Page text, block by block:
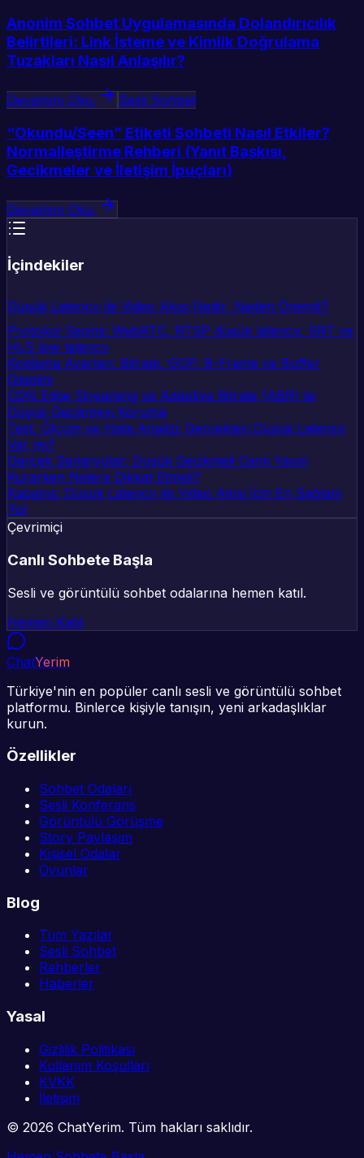
Anonim Sohbet Uygulamasında Dolandırıcılık
Belirtileri: Link İsteme ve Kimlik Doğrulama
Tuzakları Nasıl Anlaşılır?
Devamını Oku Sesli Sohbet
“Okundu/Seen” Etiketi Sohbeti Nasıl Etkiler?
Normalleştirme Rehberi (Yanıt Baskısı,
Gecikmeler ve İletişim İpuçları)
Devamını Oku
İçindekiler
Düşük Latency ile Video Akışı Nedir, Neden Önemli?
Protokol Seçimi: WebRTC, RTSP düşük latency, SRT ve
HLS low latency
Kodlama Ayarları: Bitrate, GOP, B-Frame ve Buffer
Disiplini
CDN Edge Streaming ve Adaptive Bitrate (ABR) ile
Düşük Gecikmeyi Koruma
Test, Ölçüm ve Hata Analizi: Gerçekten Düşük Latency
Var mı?
Gerçek Senaryolar: Düşük Gecikmeli Canlı Yayın
Kurarken Nelere Dikkat Etmeli?
Kapanış: Düşük Latency ile Video Akışı İçin En Sağlam
Yol
Çevrimiçi
Canlı Sohbete Başla
Sesli ve görüntülü sohbet odalarına hemen katıl.
Hemen Katıl
ChatYerim
Türkiye'nin en popüler canlı sesli ve görüntülü sohbet
platformu. Binlerce kişiyle tanışın, yeni arkadaşlıklar
kurun.
Özellikler
Sohbet Odaları
Sesli Konferans
Görüntülü Görüşme
Story Paylaşım
Kişisel Odalar
Oyunlar
Blog
Tüm Yazılar
Sesli Sohbet
Rehberler
Haberler
Yasal
Gizlilik Politikası
Kullanım Koşulları
KVKK
İletişim
© 2026 ChatYerim. Tüm hakları saklıdır.